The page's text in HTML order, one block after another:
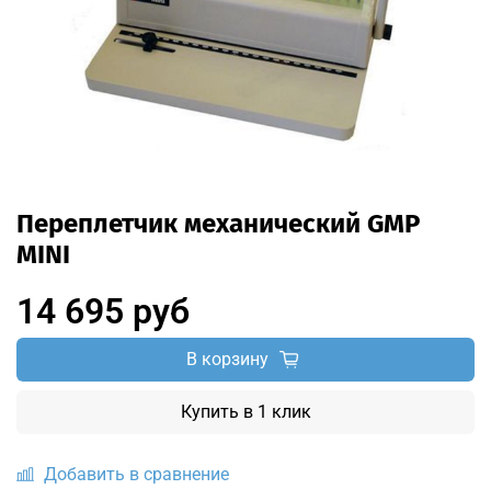
Переплетчик механический GMP
MINI
Добавить в сравнение
14 695 руб
В корзину
Купить в 1 клик